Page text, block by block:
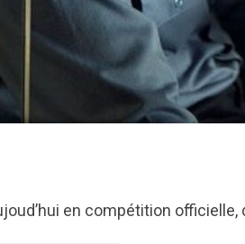
en compétition